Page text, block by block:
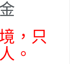
，只
。